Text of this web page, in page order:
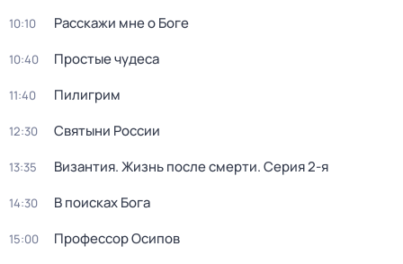
10:10 Расскажи мне о Боге
10:40 Простые чудеса
11:40 Пилигрим
12:30 Святыни России
13:35 Византия. Жизнь после смерти. Серия 2-я
14:30 В поисках Бога
15:00 Профессор Осипов